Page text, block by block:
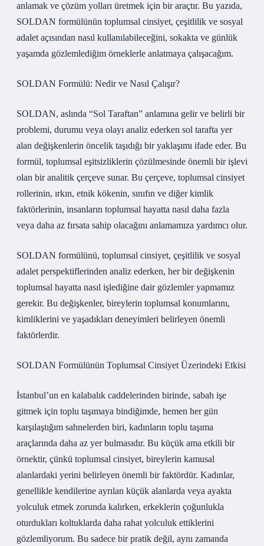
anlamak ve çözüm yolları üretmek için bir araçtır. Bu yazıda,
SOLDAN formülünün toplumsal cinsiyet, çeşitlilik ve sosyal
adalet açısından nasıl kullanılabileceğini, sokakta ve günlük
yaşamda gözlemlediğim örneklerle anlatmaya çalışacağım.
SOLDAN Formülü: Nedir ve Nasıl Çalışır?
SOLDAN, aslında “Sol Taraftan” anlamına gelir ve belirli bir
problemi, durumu veya olayı analiz ederken sol tarafta yer
alan değişkenlerin öncelik taşıdığı bir yaklaşımı ifade eder. Bu
formül, toplumsal eşitsizliklerin çözülmesinde önemli bir işlevi
olan bir analitik çerçeve sunar. Bu çerçeve, toplumsal cinsiyet
rollerinin, ırkın, etnik kökenin, sınıfın ve diğer kimlik
faktörlerinin, insanların toplumsal hayatta nasıl daha fazla
veya daha az fırsata sahip olacağını anlamamıza yardımcı olur.
SOLDAN formülünü, toplumsal cinsiyet, çeşitlilik ve sosyal
adalet perspektiflerinden analiz ederken, her bir değişkenin
toplumsal hayatta nasıl işlediğine dair gözlemler yapmamız
gerekir. Bu değişkenler, bireylerin toplumsal konumlarını,
kimliklerini ve yaşadıkları deneyimleri belirleyen önemli
faktörlerdir.
SOLDAN Formülünün Toplumsal Cinsiyet Üzerindeki Etkisi
İstanbul’un en kalabalık caddelerinden birinde, sabah işe
gitmek için toplu taşımaya bindiğimde, hemen her gün
karşılaştığım sahnelerden biri, kadınların toplu taşıma
araçlarında daha az yer bulmasıdır. Bu küçük ama etkili bir
örnektir, çünkü toplumsal cinsiyet, bireylerin kamusal
alanlardaki yerini belirleyen önemli bir faktördür. Kadınlar,
genellikle kendilerine ayrılan küçük alanlarda veya ayakta
yolculuk etmek zorunda kalırken, erkeklerin çoğunlukla
oturdukları koltuklarda daha rahat yolculuk ettiklerini
gözlemliyorum. Bu sadece bir pratik değil, aynı zamanda